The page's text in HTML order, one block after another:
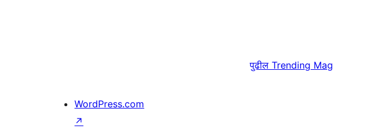
पुढील Trending Mag
WordPress.com
↗